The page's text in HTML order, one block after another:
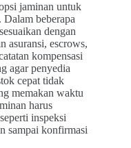
jaminan untuk
Dalam beberapa
dengan
asuransi, escrows,
kompensasi
agar penyedia
cepat tidak
memakan waktu
harus
inspeksi
sampai konfirmasi